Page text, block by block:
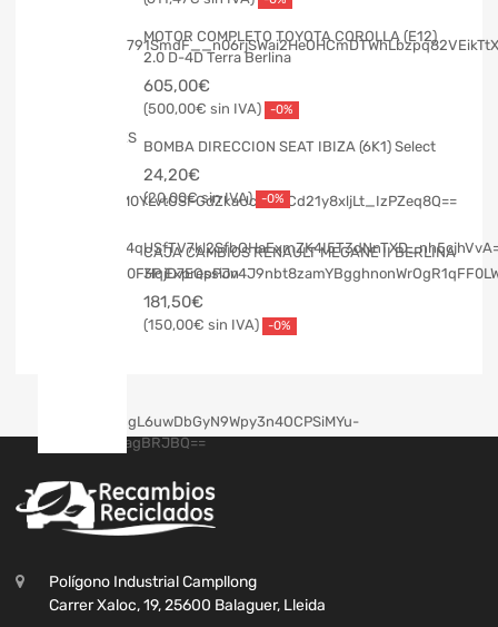
MOTOR COMPLETO TOYOTA COROLLA (E12)
2.0 D-4D Terra Berlina
605,00€
500,00€ -0%
BOMBA DIRECCION SEAT IBIZA (6K1) Select
24,20€
20,00€ -0%
CAJA CAMBIOS RENAULT MEGANE II BERLINA
3P Expression
181,50€
150,00€ -0%
Polígono Industrial Campllong
Carrer Xaloc, 19, 25600 Balaguer, Lleida